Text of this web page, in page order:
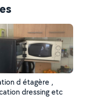
d étagère ,
dressing etc